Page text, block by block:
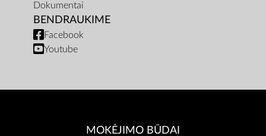
Dokumentai
BENDRAUKIME
Facebook
Youtube
MOKĖJIMO BŪDAI